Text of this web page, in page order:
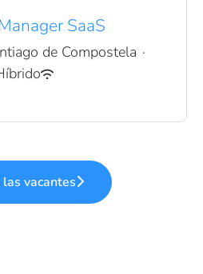
SaaS
de Compostela ·
las vacantes